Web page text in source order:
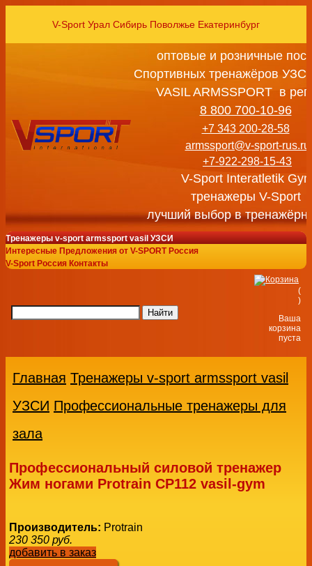
V-Sport Урал Сибирь Поволжье Екатеринбург
оптовые и розничные
Спортивных тренажёров
VASIL ARMSSPORT в
8 800 700-10-96
+7 343 200-28-58
armssport@v-sport-rus.ru
+7-922-298-15-43
V-Sport Interatletik
тренажеры V-Sport
лучший выбор в
Тренажеры v-sport armssport vasil УЗСИ
Интересные Предложения от V-SPORT Россия
V-Sport Россия Контакты
(
)
Ваша
корзина
пуста
Главная Тренажеры v-sport armssport vasil
УЗСИ Профессиональные тренажеры для
зала
Профессиональный силовой тренажер
Жим ногами Protrain CP112 vasil-gym
Производитель: Protrain
230 350 руб.
добавить в заказ